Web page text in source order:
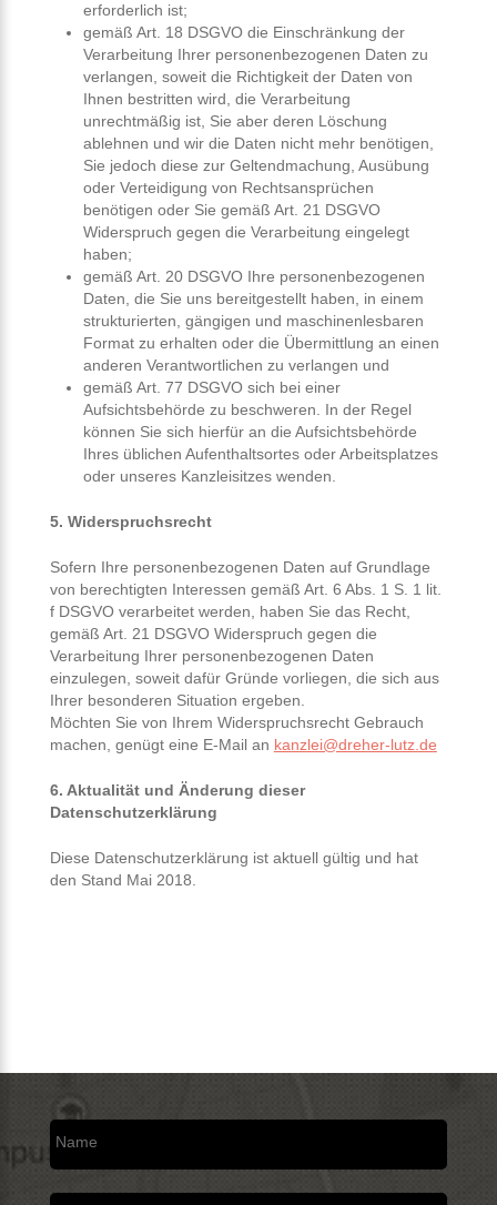
erforderlich ist;
gemäß Art. 18 DSGVO die Einschränkung der
Verarbeitung Ihrer personenbezogenen Daten zu
verlangen, soweit die Richtigkeit der Daten von
Ihnen bestritten wird, die Verarbeitung
unrechtmäßig ist, Sie aber deren Löschung
ablehnen und wir die Daten nicht mehr benötigen,
Sie jedoch diese zur Geltendmachung, Ausübung
oder Verteidigung von Rechtsansprüchen
benötigen oder Sie gemäß Art. 21 DSGVO
Widerspruch gegen die Verarbeitung eingelegt
haben;
gemäß Art. 20 DSGVO Ihre personenbezogenen
Daten, die Sie uns bereitgestellt haben, in einem
strukturierten, gängigen und maschinenlesbaren
Format zu erhalten oder die Übermittlung an einen
anderen Verantwortlichen zu verlangen und
gemäß Art. 77 DSGVO sich bei einer
Aufsichtsbehörde zu beschweren. In der Regel
können Sie sich hierfür an die Aufsichtsbehörde
Ihres üblichen Aufenthaltsortes oder Arbeitsplatzes
oder unseres Kanzleisitzes wenden.
5. Widerspruchsrecht
Sofern Ihre personenbezogenen Daten auf Grundlage
von berechtigten Interessen gemäß Art. 6 Abs. 1 S. 1 lit.
f DSGVO verarbeitet werden, haben Sie das Recht,
gemäß Art. 21 DSGVO Widerspruch gegen die
Verarbeitung Ihrer personenbezogenen Daten
einzulegen, soweit dafür Gründe vorliegen, die sich aus
Ihrer besonderen Situation ergeben.
Möchten Sie von Ihrem Widerspruchsrecht Gebrauch
machen, genügt eine E-Mail an kanzlei@dreher-lutz.de
6. Aktualität und Änderung dieser
Datenschutzerklärung
Diese Datenschutzerklärung ist aktuell gültig und hat
den Stand Mai 2018.
Name